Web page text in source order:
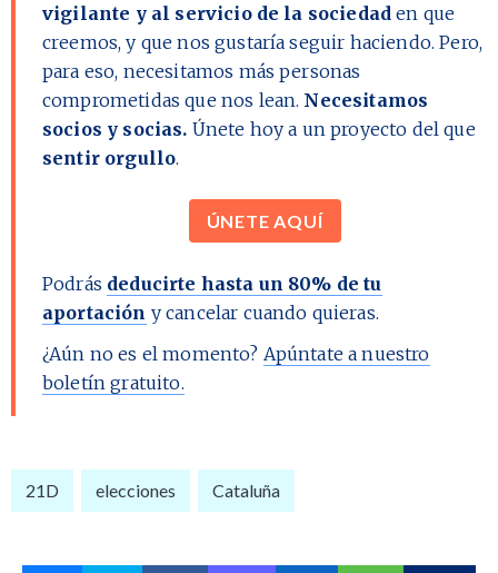
vigilante y al servicio de la sociedad en que
creemos, y que nos gustaría seguir haciendo. Pero,
para eso, necesitamos más personas
comprometidas que nos lean. Necesitamos
socios y socias. Únete hoy a un proyecto del que
sentir orgullo.
ÚNETE AQUÍ
Podrás deducirte hasta un 80% de tu
aportación y cancelar cuando quieras.
¿Aún no es el momento? Apúntate a nuestro
boletín gratuito.
21D elecciones Cataluña